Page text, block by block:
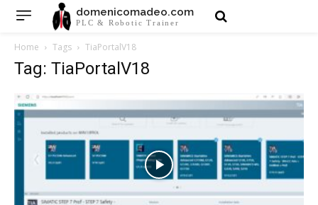
domenicomadeo.com
PLC & Robotic Trainer
Home Tags TiaPortalV18
Tag: TiaPortalV18